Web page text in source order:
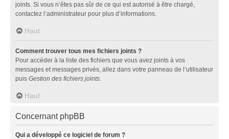
joints. Si vous n’êtes pas sûr de ce qui est autorisé à être chargé,
contactez l’administrateur pour plus d’informations.
Haut
Comment trouver tous mes fichiers joints ?
Pour accéder à la liste des fichiers que vous avez joints à vos
messages et messages privés, allez dans votre panneau de l’utilisateur
puis Gestion des fichiers joints.
Haut
Concernant phpBB
Qui a développé ce logiciel de forum ?